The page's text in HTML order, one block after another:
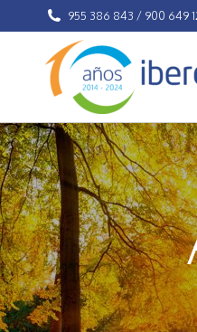
955 386 843 / 900 649